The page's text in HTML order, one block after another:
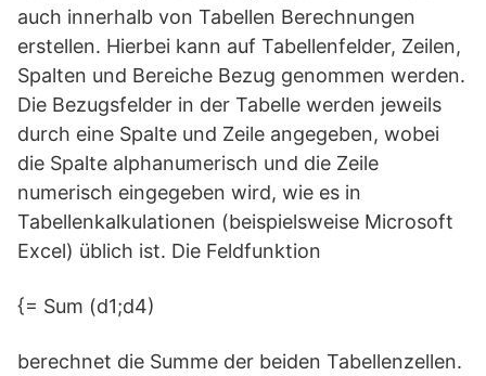
auch innerhalb von Tabellen Berechnungen
erstellen. Hierbei kann auf Tabellenfelder, Zeilen,
Spalten und Bereiche Bezug genommen werden.
Die Bezugsfelder in der Tabelle werden jeweils
durch eine Spalte und Zeile angegeben, wobei
die Spalte alphanumerisch und die Zeile
numerisch eingegeben wird, wie es in
Tabellenkalkulationen (beispielsweise Microsoft
Excel) üblich ist. Die Feldfunktion
{= Sum (d1;d4)
berechnet die Summe der beiden Tabellenzellen.